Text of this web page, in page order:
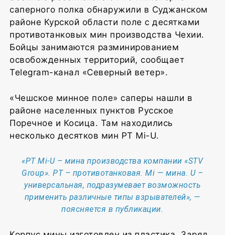
саперного полка обнаружили в Суджанском
районе Курской области поле с десятками
противотанковых мин производства Чехии.
Бойцы занимаются разминированием
освобожденных территорий, сообщает
Telegram-канал «Северный ветер».
«Чешское минное поле» саперы нашли в
районе населенных пунктов Русское
Поречное и Косица. Там находились
несколько десятков мин PT Mi-U.
«PT Mi-U – мина производства компании «STV
Group». PT – противотанковая. Mi — мина. U –
универсальная, подразумевает возможность
применить различные типы взрывателей», —
поясняется в публикации.